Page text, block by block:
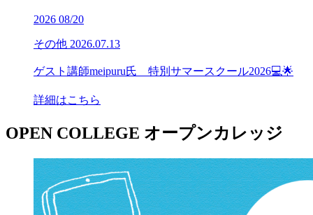
2026 08/20
その他 2026.07.13
ゲスト講師meipuru氏 特別サマースクール2026💻🌟
詳細はこちら
OPEN COLLEGE オープンカレッジ